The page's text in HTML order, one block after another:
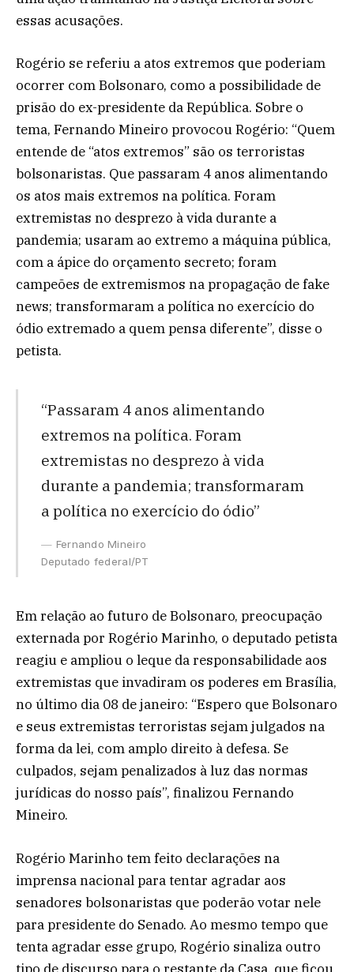
essas acusações.
Rogério se referiu a atos extremos que poderiam
ocorrer com Bolsonaro, como a possibilidade de
prisão do ex-presidente da República. Sobre o
tema, Fernando Mineiro provocou Rogério: “Quem
entende de “atos extremos” são os terroristas
bolsonaristas. Que passaram 4 anos alimentando
os atos mais extremos na política. Foram
extremistas no desprezo à vida durante a
pandemia; usaram ao extremo a máquina pública,
com a ápice do orçamento secreto; foram
campeões de extremismos na propagação de fake
news; transformaram a política no exercício do
ódio extremado a quem pensa diferente”, disse o
petista.
“Passaram 4 anos alimentando
extremos na política. Foram
extremistas no desprezo à vida
durante a pandemia; transformaram
a política no exercício do ódio”
Fernando Mineiro
Deputado federal/PT
Em relação ao futuro de Bolsonaro, preocupação
externada por Rogério Marinho, o deputado petista
reagiu e ampliou o leque da responsabilidade aos
extremistas que invadiram os poderes em Brasília,
no último dia 08 de janeiro: “Espero que Bolsonaro
e seus extremistas terroristas sejam julgados na
forma da lei, com amplo direito à defesa. Se
culpados, sejam penalizados à luz das normas
jurídicas do nosso país”, finalizou Fernando
Mineiro.
Rogério Marinho tem feito declarações na
imprensa nacional para tentar agradar aos
senadores bolsonaristas que poderão votar nele
para presidente do Senado. Ao mesmo tempo que
tenta agradar esse grupo, Rogério sinaliza outro
tipo de discurso para o restante da Casa, que ficou